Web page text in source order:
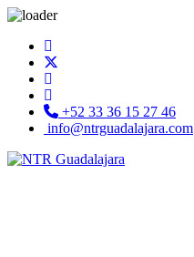
+52 33 36 15 27 46
info@ntrguadalajara.com